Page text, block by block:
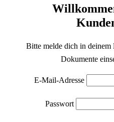
Bitte melde dich in deinem
Dokumente
E-Mail-Adresse
Passwort